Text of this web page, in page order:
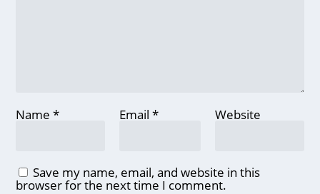
Name* Email * Website
Save my name, email, and website in this
browser for the next time I comment.